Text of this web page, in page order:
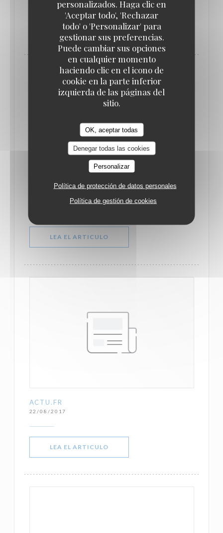
personalizados. Haga clic en
'Aceptar todo', 'Rechazar
todo' o 'Personalizar' para
gestionar sus preferencias.
Puede cambiar sus opciones
en cualquier momento
haciendo clic en el icono de
cookie en la parte inferior
izquierda de las páginas del
sitio.
OK, aceptar todas
Denegar todas las cookies
Personalizar
Política de protección de datos personales
Política de gestión de cookies
LEA EL ARTICULO((ABRE EN UNA NUEVA VENTANA))
LEA EL ARTICULO((ABRE EN UNA NUEVA VENTANA))
ACTU.FR
22/08/2017
LEA EL ARTICULO((ABRE EN UNA NUEVA VENTANA))